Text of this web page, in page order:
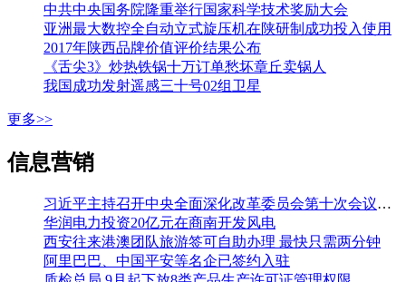
中共中央国务院隆重举行国家科学技术奖励大会
亚洲最大数控全自动立式旋压机在陕研制成功投入使用
2017年陕西品牌价值评价结果公布
《舌尖3》炒热铁锅十万订单愁坏章丘卖锅人
我国成功发射遥感三十号02组卫星
更多>>
信息营销
习近平主持召开中央全面深化改革委员会第十次会议强调 加强改革系统集成协同高效 推动各方面制度更加成熟更加定型 李克强王沪宁韩正出席
华润电力投资20亿元在商南开发风电
西安往来港澳团队旅游签可自助办理 最快只需两分钟
阿里巴巴、中国平安等名企已签约入驻